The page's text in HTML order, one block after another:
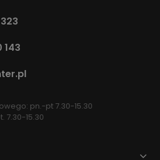
143
pn.-pt 7.30-15.30
7.30-15.30